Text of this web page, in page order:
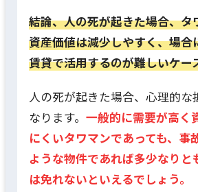
結論、人の死が起きた場合、タ
資産価値は減少しやすく、場合
賃貸で活用するのが難しいケー
人の死が起きた場合、心理的な
なります。 一般的に需要が高く
にくいタワマンであっても、事
ような物件であれば多少なりと
は免れないといえるでしょう。